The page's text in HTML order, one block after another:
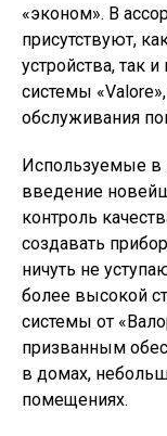
«эконом». В
присутствуют,
устройства, так
системы
обслуживания
Используемые в
введение
контроль
создавать
ничуть не
более высокой
системы от
призванным
в домах,
помещениях.